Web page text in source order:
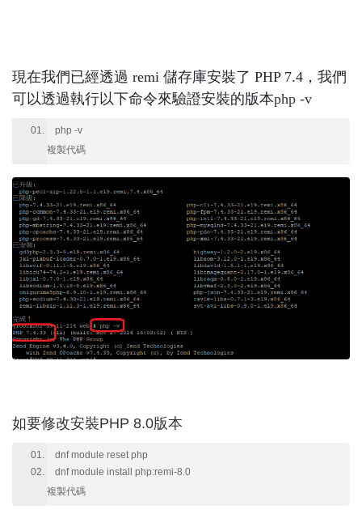
現在我們已經透過 remi 儲存庫安裝了 PHP 7.4，我們
可以透過執行以下命令來驗證安裝的版本php -v
php -v
複製代碼
如要修改安裝PHP 8.0版本
dnf module reset php
dnf module install php:remi-8.0
複製代碼